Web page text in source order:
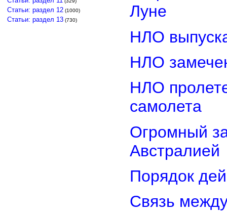
Статьи: раздел 12 (1000)
Статьи: раздел 13 (730)
Луне
НЛО
НЛО
НЛО
самолета
Огромный
Австралией
Порядок
Связь